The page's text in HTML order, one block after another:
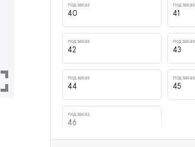
под заказ
40
под заказ
41
под заказ
42
под заказ
43
под заказ
44
под заказ
45
под заказ
46